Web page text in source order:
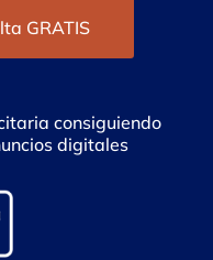
GRATIS
consiguiendo
digitales